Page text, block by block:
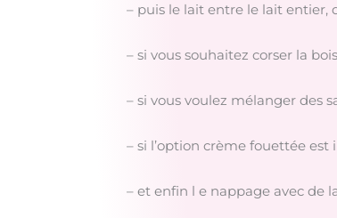
– puis le lait entre le lait entier,
– si vous souhaitez corser la
– si vous voulez mélanger des
– si l’option crème fouettée
– et enfin l e nappage avec de